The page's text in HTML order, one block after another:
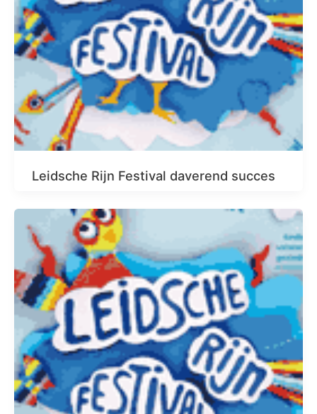
Leidsche Rijn Festival daverend succes